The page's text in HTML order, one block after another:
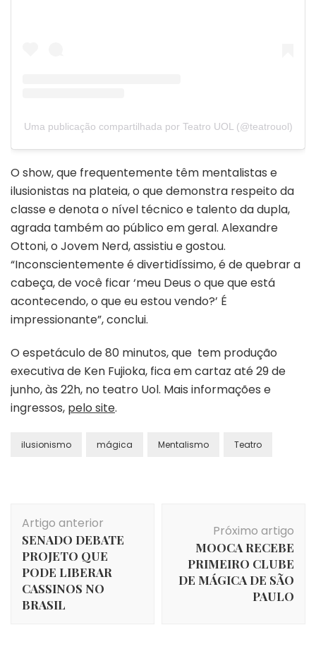
Uma publicação compartilhada por Teatro UOL (@teatrouol)
O show, que frequentemente têm mentalistas e
ilusionistas na plateia, o que demonstra respeito da
classe e denota o nível técnico e talento da dupla,
agrada também ao público em geral. Alexandre
Ottoni, o Jovem Nerd, assistiu e gostou.
“Inconscientemente é divertidíssimo, é de quebrar a
cabeça, de você ficar ‘meu Deus o que que está
acontecendo, o que eu estou vendo?’ É
impressionante”, conclui.
O espetáculo de 80 minutos, que tem produção
executiva de Ken Fujioka, fica em cartaz até 29 de
junho, às 22h, no teatro Uol. Mais informações e
ingressos, pelo site.
ilusionismo mágica Mentalismo Teatro
de
post
Artigo anterior
SENADO DEBATE
PROJETO QUE
PODE LIBERAR
CASSINOS NO
BRASIL
Próximo artigo
MOOCA RECEBE
PRIMEIRO CLUBE
DE MÁGICA DE SÃO
PAULO